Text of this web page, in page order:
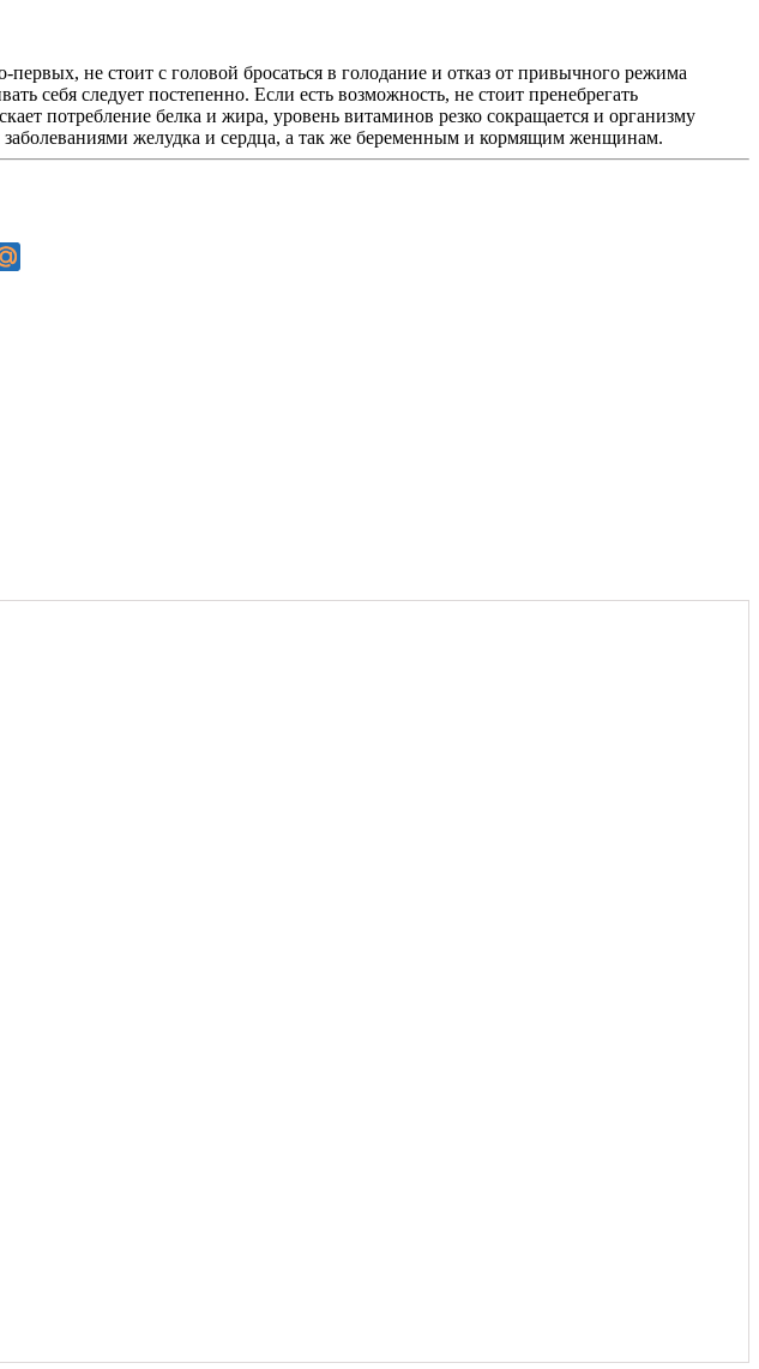
не стоит с головой бросаться в голодание и отказ от привычного режима
себя следует постепенно. Если есть возможность, не стоит пренебрегать
потребление белка и жира, уровень витаминов резко сокращается и организму
заболеваниями желудка и сердца, а так же беременным и кормящим женщинам.